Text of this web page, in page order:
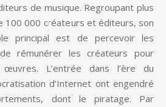
de musique. Regroupant plus
100 000 créateurs et éditeurs, son
principal est de percevoir les
rémunérer les créateurs pour
L’entrée dans l’ère du
d’Internet ont engendré
dont le piratage. Par